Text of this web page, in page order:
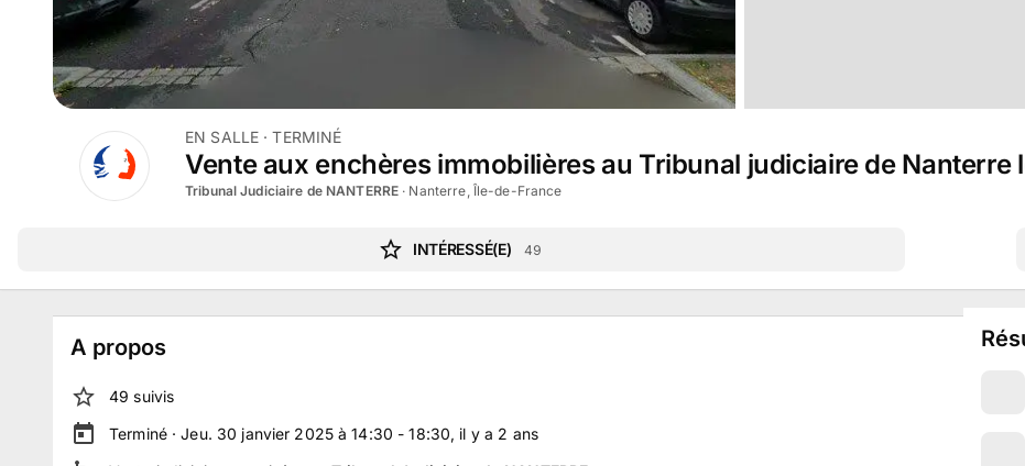
EN SALLE · TERMINÉ
Vente aux enchères immobilières au Tribunal judiciaire de Nanterre
Tribunal Judiciaire de NANTERRE · Nanterre, Île-de-France
INTÉRESSÉ(E) 49
A propos
49 suivis
Terminé ·Jeu. 30 janvier 2025 à 14:30 - 18:30, il y a 2 ans